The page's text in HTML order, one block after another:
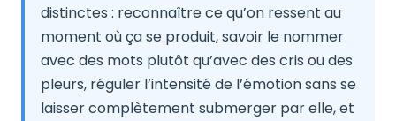
distinctes : reconnaître ce qu’on ressent au
moment où ça se produit, savoir le nommer
avec des mots plutôt qu’avec des cris ou des
pleurs, réguler l’intensité de l’émotion sans se
laisser complètement submerger par elle, et